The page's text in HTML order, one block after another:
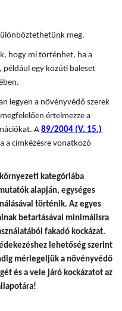
meg.
hogy mi történhet, ha a
például egy közúti baleset
legyen a növényvédő szerek
értelmezze a
A 89/2004 (V. 15.)
a címkézésre vonatkozó
kategóriába
alapján, egységes
történik. Az egyes
betartásával minimálisra
fakadó kockázat.
lehetőség szerint
mérlegeljük a növényvédő
és a vele járó kockázatot az